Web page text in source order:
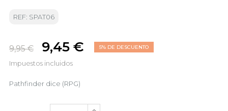
REF: SPAT06
9,95 € 9,45 € 5% DE DESCUENTO
Impuestos incluidos
Pathfinder dice (RPG)